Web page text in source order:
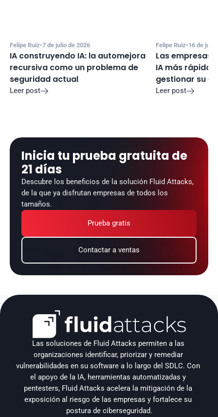
Felipe Ruiz•7 de julio de 2026
IA construyendo IA: la automejora
recursiva como un problema de
seguridad actual
Leer post
Felipe Ruiz•16 de
Las empresas
IA más rápido
gestionar su
Leer post
Inicia tu prueba gratuita de
21 días
Descubre los beneficios de la solución Fluid Attacks,
de la que ya disfrutan empresas de todos los
tamaños.
Prueba gratis
Contactar a ventas
Las soluciones de Fluid Attacks permiten a las
organizaciones identificar, priorizar y remediar
vulnerabilidades en su software a lo largo del SDLC. Con
el apoyo de la IA, herramientas automatizadas y
pentesters, Fluid Attacks acelera la mitigación de la
exposición al riesgo de las empresas y fortalece su
postura de ciberseguridad.